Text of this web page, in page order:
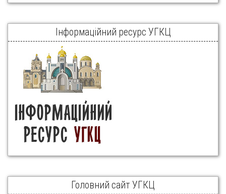
Інформаційний ресурс УГКЦ
Головний сайт УГКЦ